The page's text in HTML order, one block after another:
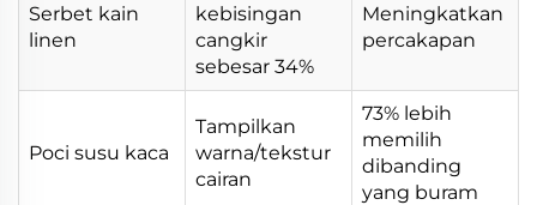
Serbet kain
linen
kebisingan
cangkir
sebesar 34%
Meningkatkan
percakapan
Poci susu kaca
Tampilkan
warna/tekstur
cairan
73% lebih
memilih
dibanding
yang buram